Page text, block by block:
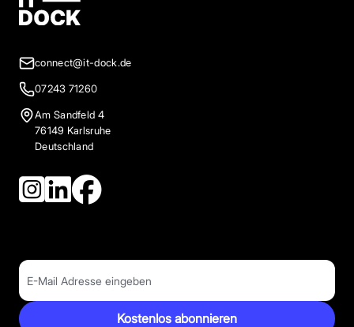
connect@it-dock.de
07243 71260
Am Sandfeld 4
76149 Karlsruhe
Deutschland
Kostenlos abonnieren